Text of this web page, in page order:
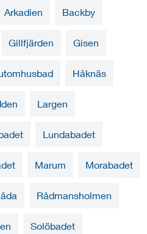
Arkadien Backby
Gillfjärden Gisen
Håknäs
Largen
Lundabadet
Marum Morabadet
Rådmansholmen
Solöbadet